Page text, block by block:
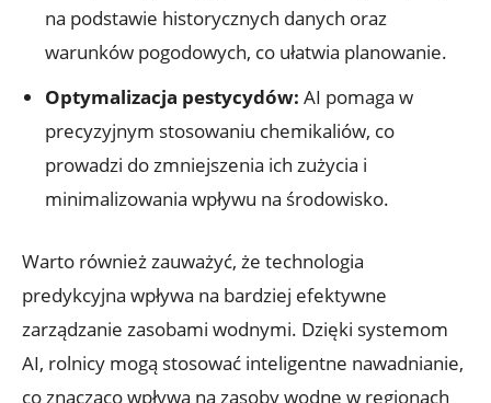
na podstawie historycznych danych oraz
warunków pogodowych, co ułatwia planowanie.
Optymalizacja pestycydów: AI pomaga w
precyzyjnym stosowaniu chemikaliów, co
prowadzi do zmniejszenia ich zużycia i
minimalizowania wpływu na środowisko.
Warto również zauważyć, że technologia
predykcyjna wpływa na bardziej efektywne
zarządzanie zasobami wodnymi. Dzięki systemom
AI, rolnicy mogą stosować inteligentne nawadnianie,
co znacząco wpływa na zasoby wodne w regionach